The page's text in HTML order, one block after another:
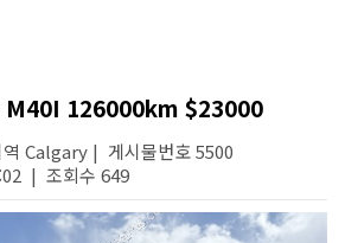
M40I 126000km $23000
Calgary | 게시물번호 5500
| 조회수 649